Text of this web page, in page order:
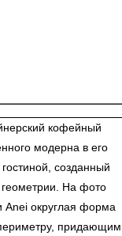
кофейный
модерна в его
созданный
геометрии. На фото
Anei округлая форма
придающим